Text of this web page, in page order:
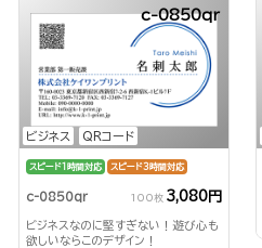
ビジネス QRコード
c-0850qr
スピード1時間対応 スピード3時間対応
c-0850qr 100枚 3,080円
ビジネスなのに堅すぎない！遊び心も
欲しいならこのデザイン！